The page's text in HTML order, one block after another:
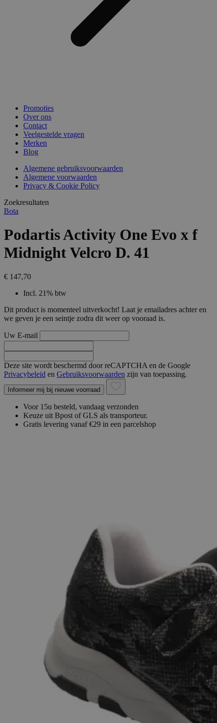
Promoties
Over ons
Contact
Veelgestelde vragen
Merken
Blog
Algemene gebruiksvoorwaarden
Algemene voorwaarden
Privacy & Cookie Policy
Zoekresultaten
Bota
Podartis Activity One Evo x f
Midnight Velcro D. 41
€ 147,70
Incl. 21% btw
Dit product is momenteel uitverkocht! Laat je emailadres achter en
we geven je een seintje zodra dit weer op vooraad is.
Uw E-mail
Deze site wordt beschermd door reCAPTCHA en de Google
Privacybeleid en Gebruiksvoorwaarden zijn van toepassing.
Informeer mij bij nieuwe voorraad
Voor 15u besteld, vandaag verzonden
Keuze uit Bpost of GLS als transporteur.
Gratis levering vanaf €29 in een parcelshop